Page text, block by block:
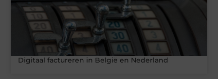
Digitaal factureren in België en Nederland